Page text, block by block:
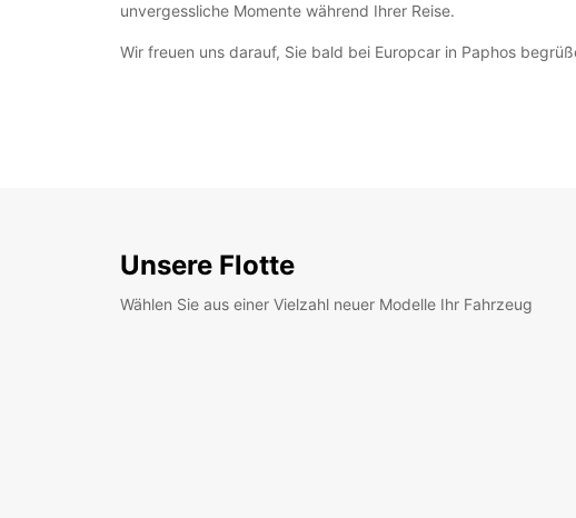
unvergessliche Momente während Ihrer Reise.
Wir freuen uns darauf, Sie bald bei Europcar in Paphos
Unsere Flotte
Wählen Sie aus einer Vielzahl neuer Modelle Ihr Fahrzeug